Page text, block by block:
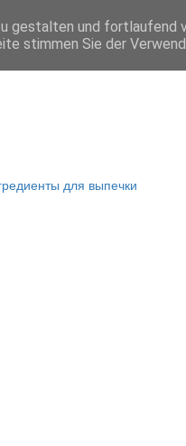
для выпечки
gestalten und fortlaufend
stimmen Sie der